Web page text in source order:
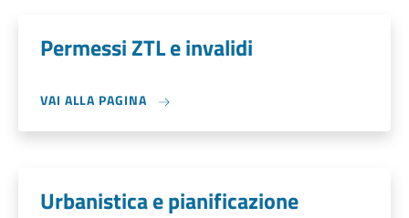
Permessi ZTL e invalidi
VAI ALLA PAGINA
Urbanistica e pianificazione